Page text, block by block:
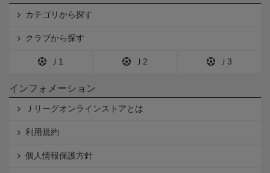
カテゴリから探す
クラブから探す
Ｊ1 Ｊ2 Ｊ3
インフォメーション
Ｊリーグオンラインストアとは
利用規約
個人情報保護方針